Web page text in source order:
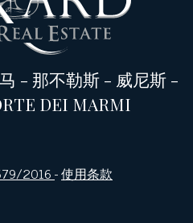
- 那不勒斯 - 威尼斯 -
DEI MARMI
2016-使用条款